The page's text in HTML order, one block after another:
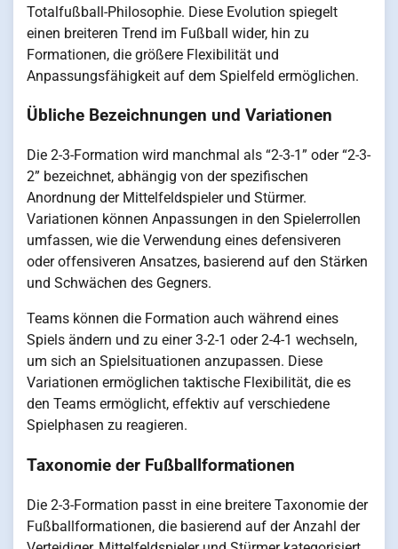
Totalfußball-Philosophie. Diese Evolution spiegelt
einen breiteren Trend im Fußball wider, hin zu
Formationen, die größere Flexibilität und
Anpassungsfähigkeit auf dem Spielfeld ermöglichen.
Übliche Bezeichnungen und Variationen
Die 2-3-Formation wird manchmal als “2-3-1” oder “2-3-
2” bezeichnet, abhängig von der spezifischen
Anordnung der Mittelfeldspieler und Stürmer.
Variationen können Anpassungen in den Spielerrollen
umfassen, wie die Verwendung eines defensiveren
oder offensiveren Ansatzes, basierend auf den Stärken
und Schwächen des Gegners.
Teams können die Formation auch während eines
Spiels ändern und zu einer 3-2-1 oder 2-4-1 wechseln,
um sich an Spielsituationen anzupassen. Diese
Variationen ermöglichen taktische Flexibilität, die es
den Teams ermöglicht, effektiv auf verschiedene
Spielphasen zu reagieren.
Taxonomie der Fußballformationen
Die 2-3-Formation passt in eine breitere Taxonomie der
Fußballformationen, die basierend auf der Anzahl der